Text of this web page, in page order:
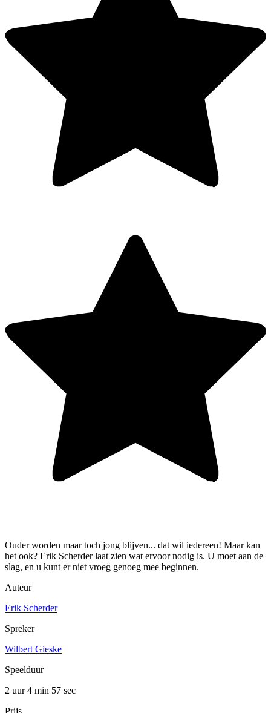
Ouder worden maar toch jong blijven... dat wil iedereen! Maar kan
het ook? Erik Scherder laat zien wat ervoor nodig is. U moet aan de
slag, en u kunt er niet vroeg genoeg mee beginnen.
Auteur
Erik Scherder
Spreker
Wilbert Gieske
Speelduur
2 uur 4 min 57 sec
Prijs